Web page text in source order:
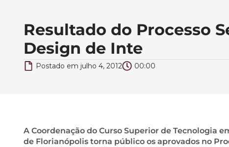
Resultado do Processo
Design de Inte
Postado em julho 4, 2012 00:00
A Coordenação do Curso Superior de Tecnologia
de Florianópolis torna público os aprovados no